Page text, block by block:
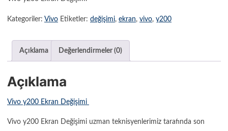
Kategoriler: Vivo Etiketler: değişimi, ekran, vivo, y200
Açıklama Değerlendirmeler (0)
Açıklama
Vivo y200 Ekran Değişimi
Vivo y200 Ekran Değişimi uzman teknisyenlerimiz tarafında son